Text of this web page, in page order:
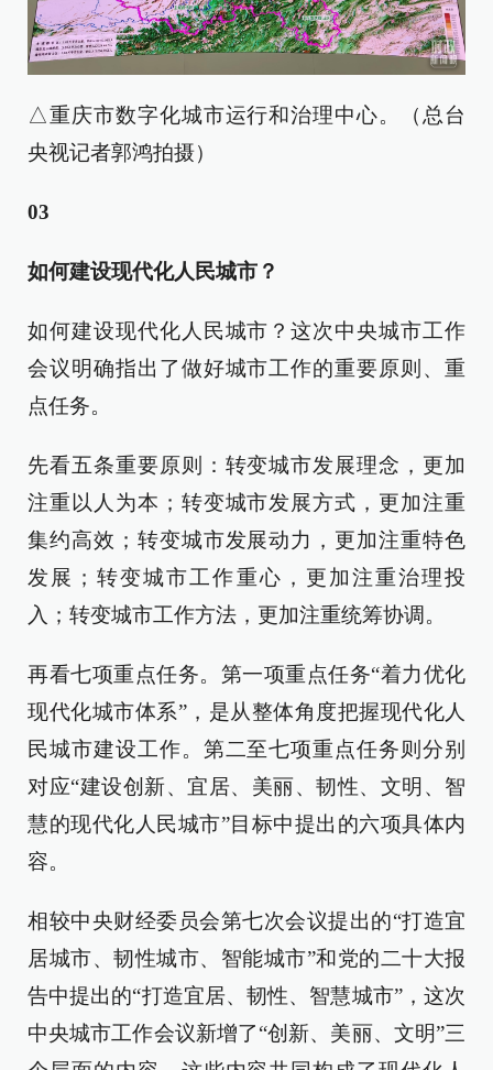
△重庆市数字化城市运行和治理中心。（总台
央视记者郭鸿拍摄）
03
如何建设现代化人民城市？
如何建设现代化人民城市？这次中央城市工作
会议明确指出了做好城市工作的重要原则、重
点任务。
先看五条重要原则：转变城市发展理念，更加
注重以人为本；转变城市发展方式，更加注重
集约高效；转变城市发展动力，更加注重特色
发展；转变城市工作重心，更加注重治理投
入；转变城市工作方法，更加注重统筹协调。
再看七项重点任务。第一项重点任务“着力优化
现代化城市体系”，是从整体角度把握现代化人
民城市建设工作。第二至七项重点任务则分别
对应“建设创新、宜居、美丽、韧性、文明、智
慧的现代化人民城市”目标中提出的六项具体内
容。
相较中央财经委员会第七次会议提出的“打造宜
居城市、韧性城市、智能城市”和党的二十大报
告中提出的“打造宜居、韧性、智慧城市”，这次
中央城市工作会议新增了“创新、美丽、文明”三